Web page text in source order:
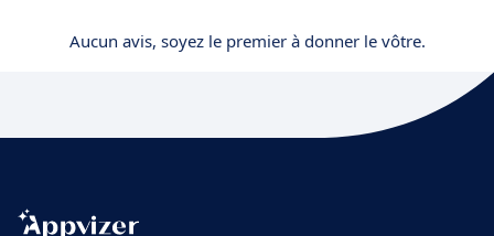
Aucun avis, soyez le premier à donner le vôtre.